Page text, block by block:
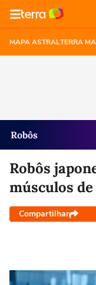
MAPA ASTRALTERRA
Robôs
Robôs
músculos
Compartilhar